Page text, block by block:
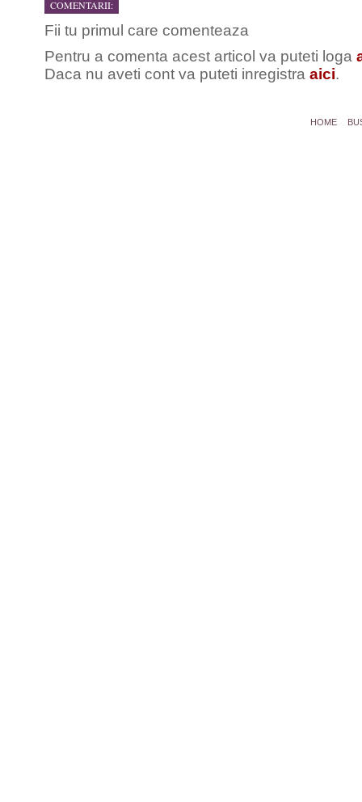
COMENTARII:
Fii tu primul care comenteaza
Pentru a comenta acest articol va puteti loga
Daca nu aveti cont va puteti inregistra aici.
HOME